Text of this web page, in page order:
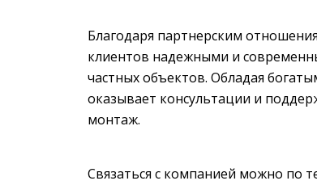
Благодаря партнерским
клиентов надежными и
частных объектов. Обладая
оказывает консультации и
монтаж.
Связаться с компанией можно по